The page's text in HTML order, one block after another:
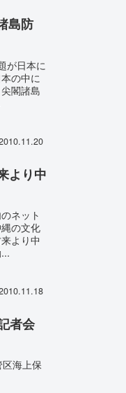
島防
が日本に
の中に
閣諸島
より中
ネット
の文化
より中
者会
海上保